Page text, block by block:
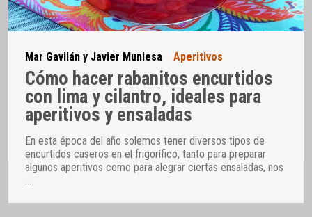
Mar Gavilán y Javier Muniesa Aperitivos
Cómo hacer rabanitos encurtidos
con lima y cilantro, ideales para
aperitivos y ensaladas
En esta época del año solemos tener diversos tipos de
encurtidos caseros en el frigorífico, tanto para preparar
algunos aperitivos como para alegrar ciertas ensaladas, nos